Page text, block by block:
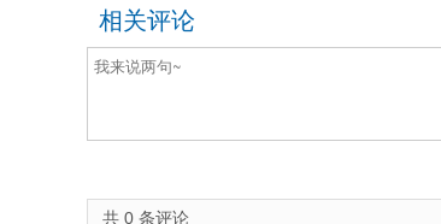
相关评论
共 0 条评论